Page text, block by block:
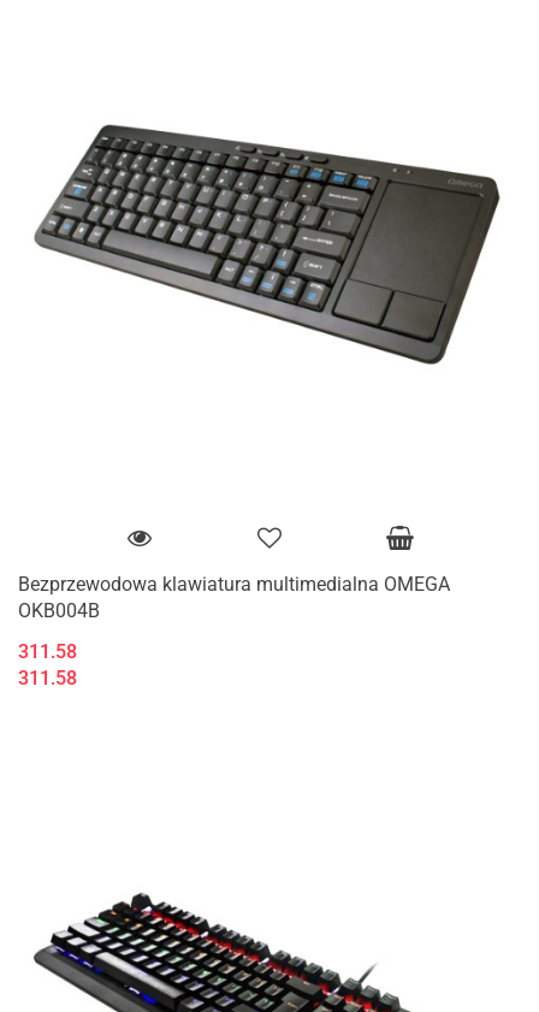
Bezprzewodowa klawiatura multimedialna OMEGA
OKB004B
311.58
311.58